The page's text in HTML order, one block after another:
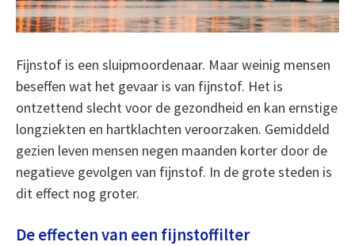
Fijnstof is een sluipmoordenaar. Maar weinig mensen
beseffen wat het gevaar is van fijnstof. Het is
ontzettend slecht voor de gezondheid en kan ernstige
longziekten en hartklachten veroorzaken. Gemiddeld
gezien leven mensen negen maanden korter door de
negatieve gevolgen van fijnstof. In de grote steden is
dit effect nog groter.
De effecten van een fijnstoffilter